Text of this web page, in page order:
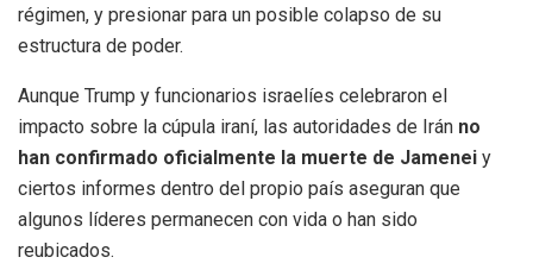
régimen, y presionar para un posible colapso de su
estructura de poder.
Aunque Trump y funcionarios israelíes celebraron el
impacto sobre la cúpula iraní, las autoridades de Irán no
han confirmado oficialmente la muerte de Jamenei y
ciertos informes dentro del propio país aseguran que
algunos líderes permanecen con vida o han sido
reubicados.